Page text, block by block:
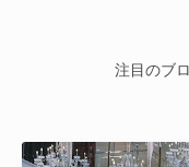
注目のブ